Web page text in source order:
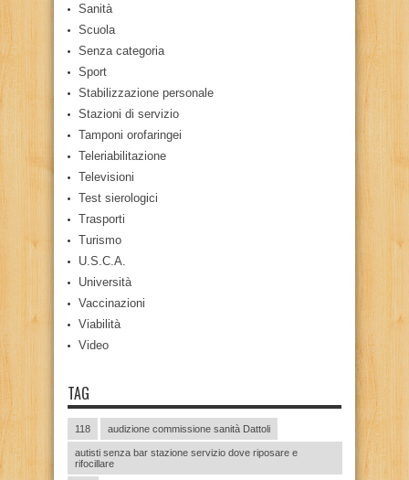
Sanità
Scuola
Senza categoria
Sport
Stabilizzazione personale
Stazioni di servizio
Tamponi orofaringei
Teleriabilitazione
Televisioni
Test sierologici
Trasporti
Turismo
U.S.C.A.
Università
Vaccinazioni
Viabilità
Video
TAG
118 audizione commissione sanità Dattoli
autisti senza bar stazione servizio dove riposare e
rifocillare